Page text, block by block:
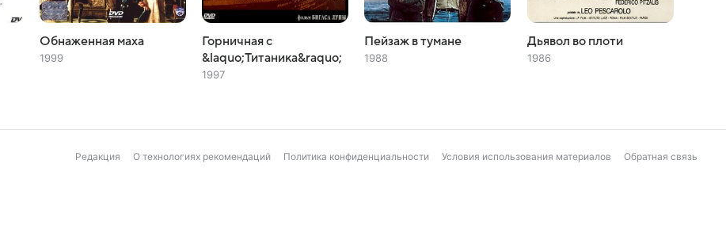
Обнаженная маха
1999
Горничная с
&laquo;Титаника&raquo;
1997
Пейзаж в тумане
1988
Дьявол во плоти
1986
Редакция О технологиях рекомендаций Политика конфиденциальности Условия использования материалов Обратная связь